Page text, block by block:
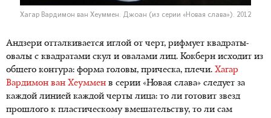
Хагар Вардимон ван Хеуммен. Джоан (из серии «Новая слава»). 2012
Андзери отталкивается иглой от черт, рифмует квадраты-
овалы с квадратами скул и овалами лиц. Кокберн исходит из
общего контура: форма головы, прическа, плечи. Хагар
Вардимон ван Хеуммен в серии «Новая слава» следует за
каждой линией каждой черты лица: то ли готовит звезд
прошлого к пластическому вмешательству, то ли сам